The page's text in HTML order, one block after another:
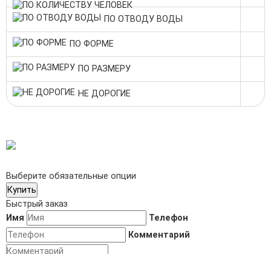
ПО ОТВОДУ ВОДЫ
ПО ФОРМЕ
ПО РАЗМЕРУ
НЕ ДОРОГИЕ
Выберите обязательные опции
Купить
Быстрый заказ
Имя
Телефон
Комментарий